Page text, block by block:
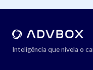
Inteligência que nivela o